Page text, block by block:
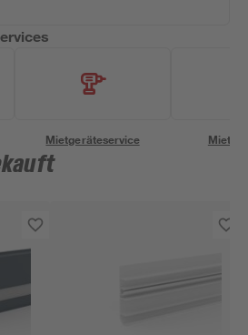
Mietgeräteservice